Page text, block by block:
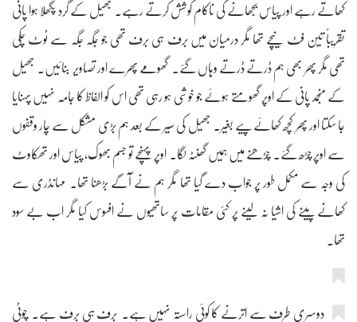
کھاتے رہے اور پیاس بجھانے کی ناکام کوشش کرتے رہے۔ جھیل کے گرد پگھلا ہوا پانی
تقریباً تین فٹ نیچے تھا مگر درمیان میں برف ہی برف تھی جو جگہ جگہ سے ٹوٹ چکی
تھی مگر پھر بھی ہم ڈرتے ڈرتے وہاں گئے۔ گھومے پھرے اور تصاویر بنائیں۔ جھیل
کے منجمد پانی کے اوپر گھومتے ہوئے جو خوشی ہو رہی تھی اس کو الفاظ کا جامہ نہیں پہنایا
جا سکتا اور پھر کچھ کھائے پیے بغیر۔ جھیل کی سیر کے بعد ہم بڑی مشکل سے چار وقفوں
سے اوپر چڑھ گئے۔ چڑھنے میں ہمیں گھنٹہ لگا۔ اوپر پہنچے تو جسم بھوک، پیاس اور تھکاوٹ
کی وجہ سے مکمل طور پر جواب دے گیا تھا مگر ہم نے آگے بڑھنا تھا۔ مہانڈری سے
کھانے پینے کی اشیا نہ لینے پر کئی مقامات پر ساتھیوں نے افسوس کیا مگر اب بے سود
تھا۔
دوسری طرف سے اترنے کا کوئی راستہ نہیں ہے۔ برف ہی برف ہے۔ چوٹی